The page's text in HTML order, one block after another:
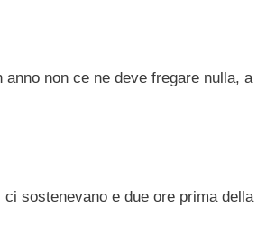
non ce ne deve fregare nulla, a
sostenevano e due ore prima della